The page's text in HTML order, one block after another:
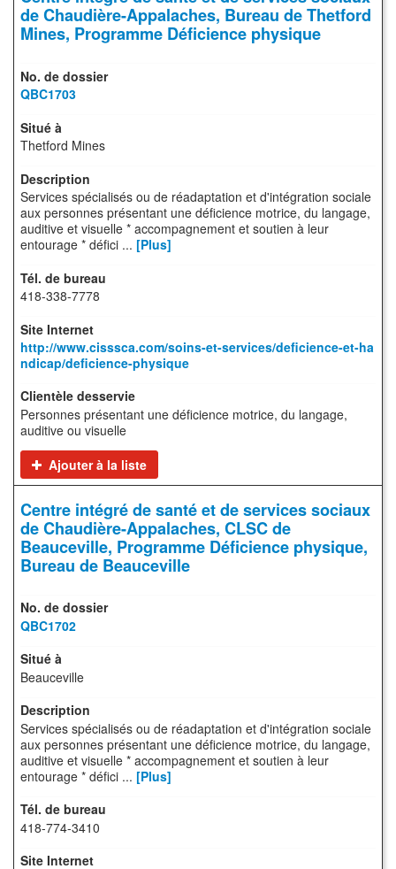
de Chaudière-Appalaches, Bureau de Thetford
Mines, Programme Déficience physique
QBC1703
Thetford Mines
Services spécialisés ou de réadaptation et d'intégration sociale
aux personnes présentant une déficience motrice, du langage,
auditive et visuelle * accompagnement et soutien à leur
entourage * défici ... [Plus]
418-338-7778
http://www.cisssca.com/soins-et-services/deficience-et-ha
ndicap/deficience-physique
Personnes présentant une déficience motrice, du langage,
auditive ou visuelle
Ajouter à la liste
Centre intégré de santé et de services sociaux
de Chaudière-Appalaches, CLSC de
Beauceville, Programme Déficience physique,
Bureau de Beauceville
QBC1702
Beauceville
Services spécialisés ou de réadaptation et d'intégration sociale
aux personnes présentant une déficience motrice, du langage,
auditive et visuelle * accompagnement et soutien à leur
entourage * défici ... [Plus]
418-774-3410